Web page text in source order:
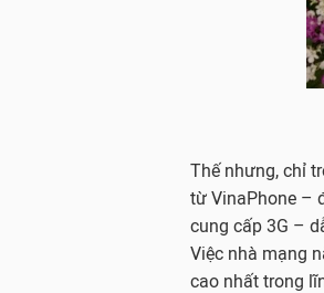
Thế nhưng, chỉ
từ VinaPhone –
cung cấp 3G –
Việc nhà mạng
cao nhất trong